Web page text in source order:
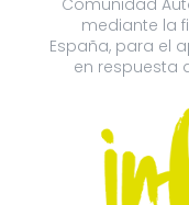
Comunidad
mediante la
España, para el
en respuesta